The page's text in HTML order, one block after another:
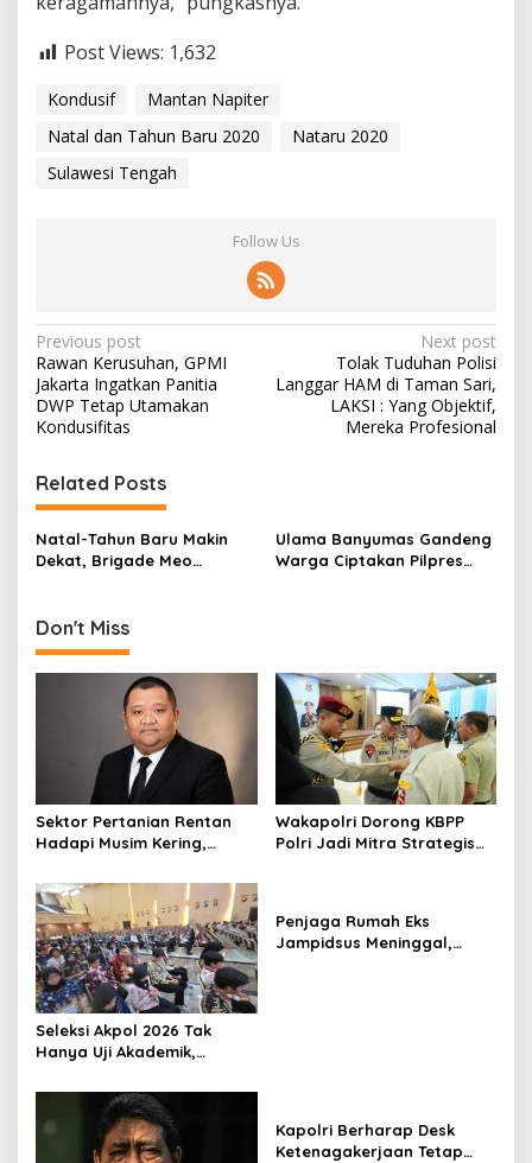
i
Post Views: 1,632
Kondusif
Mantan Napiter
Natal dan Tahun Baru 2020
Nataru 2020
Sulawesi Tengah
Follow Us
P
o
s
n
a
v
g
a
t
Previous post
Rawan Kerusuhan, GPMI
Jakarta Ingatkan Panitia
DWP Tetap Utamakan
Kondusifitas
Next post
Tolak Tuduhan Polisi
Langgar HAM di Taman Sari,
LAKSI : Yang Objektif,
Mereka Profesional
Related Posts
Natal-Tahun Baru Makin
Dekat, Brigade Meo
Ulama Banyumas Gandeng
Warga Ciptakan Pilpres
Don't Miss
Sektor Pertanian Rentan
Hadapi Musim Kering,
Jadi Solusi
Wakapolri Dorong KBPP
Polri Jadi Mitra Strategis
Seleksi Akpol 2026 Tak
Hanya Uji Akademik,
Penilaian
Penjaga Rumah Eks
Jampidsus Meninggal,
Kapolri Berharap Desk
Ketenagakerjaan Tetap